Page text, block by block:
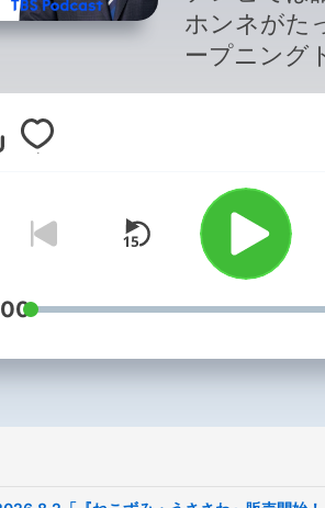
ホンネがた
ープニング
の皆さんの
ナが毒ッ気
する応える
ダムにお送
オで毎週日
TBS
聴きいただ
ーナー、箇
ございます
了承ください。 --- オ
す↓